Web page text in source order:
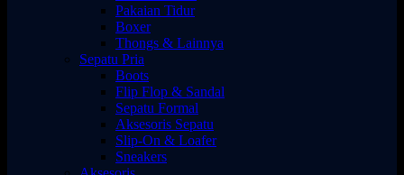
Pakaian Tidur
Boxer
Thongs & Lainnya
Sepatu Pria
Boots
Flip Flop & Sandal
Sepatu Formal
Aksesoris Sepatu
Slip-On & Loafer
Sneakers